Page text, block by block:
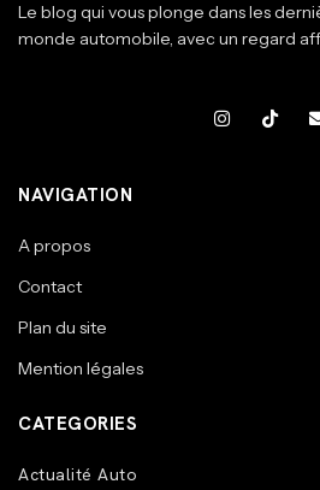
Le blog qui vous plonge dans les
monde automobile, avec un regard
NAVIGATION
A propos
Contact
Plan du site
Mention légales
CATEGORIES
Actualité Auto